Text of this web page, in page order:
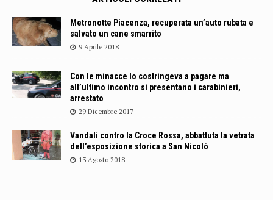
Metronotte Piacenza, recuperata un’auto rubata e
salvato un cane smarrito
9 Aprile 2018
Con le minacce lo costringeva a pagare ma
all’ultimo incontro si presentano i carabinieri,
arrestato
29 Dicembre 2017
Vandali contro la Croce Rossa, abbattuta la vetrata
dell’esposizione storica a San Nicolò
13 Agosto 2018